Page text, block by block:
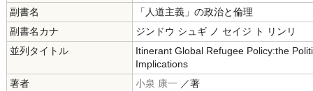
副書名
「人道主義」の政治と倫理
副書名カナ
ジンドウ シュギ ノ セイジ ト リンリ
並列タイトル
Itinerant Global Refugee Policy:the
Implications
著者
小泉 康一 ／著